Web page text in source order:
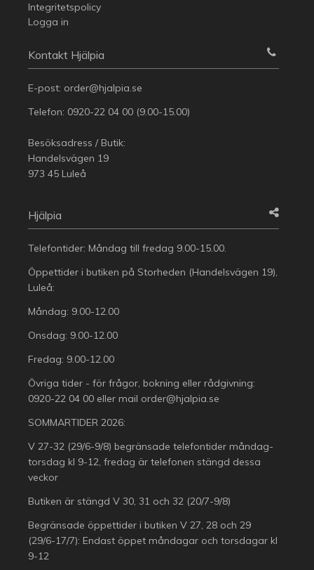
Integritetspolicy
Logga in
Kontakt Hjälpia
E-post: order@hjalpia.se
Telefon: 0920-22 04 00 (9.00-15.00)
Besöksadress / Butik:
Handelsvägen 19
973 45 Luleå
Hjälpia
Telefontider: Måndag till fredag 9.00-15.00.
Öppettider i butiken på Storheden (Handelsvägen 19),
Luleå:
Måndag: 9.00-12.00
Onsdag: 9.00-12.00
Fredag: 9.00-12.00
Övriga tider - för frågor, bokning eller rådgivning:
0920-22 04 00 eller mail order@hjalpia.se
SOMMARTIDER 2026:
V 27-32 (29/6-9/8) begränsade telefontider måndag-
torsdag kl 9-12, fredag är telefonen stängd dessa
veckor
Butiken är stängd V 30, 31 och 32 (20/7-9/8)
Begränsade öppettider i butiken V 27, 28 och 29
(29/6-17/7): Endast öppet måndagar och torsdagar kl
9-12